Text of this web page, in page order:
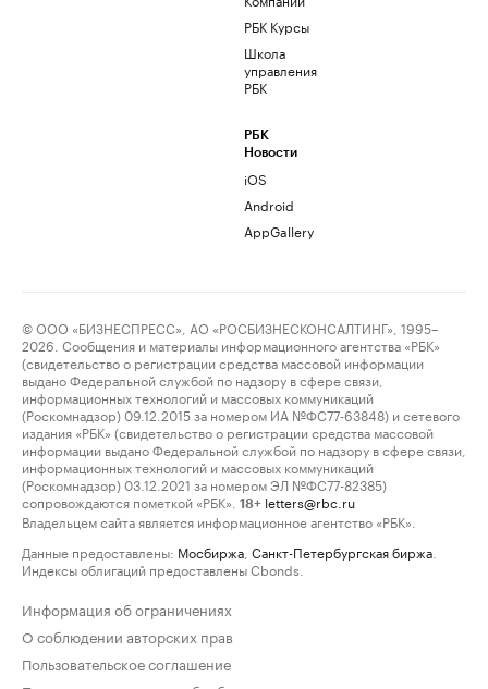
РБК Курсы
Школа
управления
РБК
РБК
Новости
iOS
Android
AppGallery
© ООО «БИЗНЕСПРЕСС», АО «РОСБИЗНЕСКОНСАЛТИНГ», 1995–
2026. Сообщения и материалы информационного агентства «РБК»
(свидетельство о регистрации средства массовой информации
выдано Федеральной службой по надзору в сфере связи,
информационных технологий и массовых коммуникаций
(Роскомнадзор) 09.12.2015 за номером ИА №ФС77-63848) и сетевого
издания «РБК» (свидетельство о регистрации средства массовой
информации выдано Федеральной службой по надзору в сфере связи,
информационных технологий и массовых коммуникаций
(Роскомнадзор) 03.12.2021 за номером ЭЛ №ФС77-82385)
сопровождаются пометкой «РБК».
18+ letters@rbc.ru
Владельцем сайта является информационное агентство «РБК».
Данные предоставлены: Мосбиржа Санкт-Петербургская биржа
Индексы облигаций предоставлены Cbonds.
Информация об ограничениях
О соблюдении авторских прав
Пользовательское соглашение